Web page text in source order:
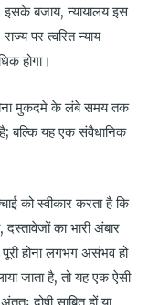
इसके बजाय, न्यायालय इस
पर त्वरित न्याय
होगा।
मुकदमे के लंबे समय तक
बल्कि यह एक संवैधानिक
को स्वीकार करता है कि
का भारी अंबार
होना लगभग असंभव हो
जाता है, तो यह एक ऐसी